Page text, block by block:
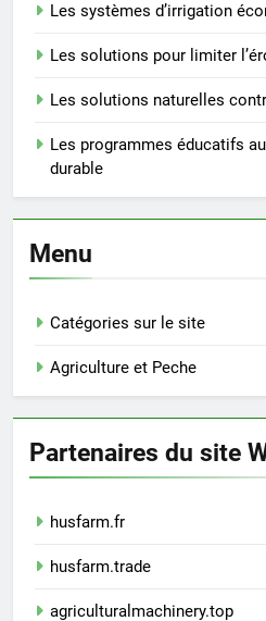
Les systèmes d’irrigation
Les solutions pour limiter
Les solutions naturelles
Les programmes éducatifs
durable
Menu
Catégories sur le site
Agriculture et Peche
Partenaires du site
husfarm.fr
husfarm.trade
agriculturalmachinery.top